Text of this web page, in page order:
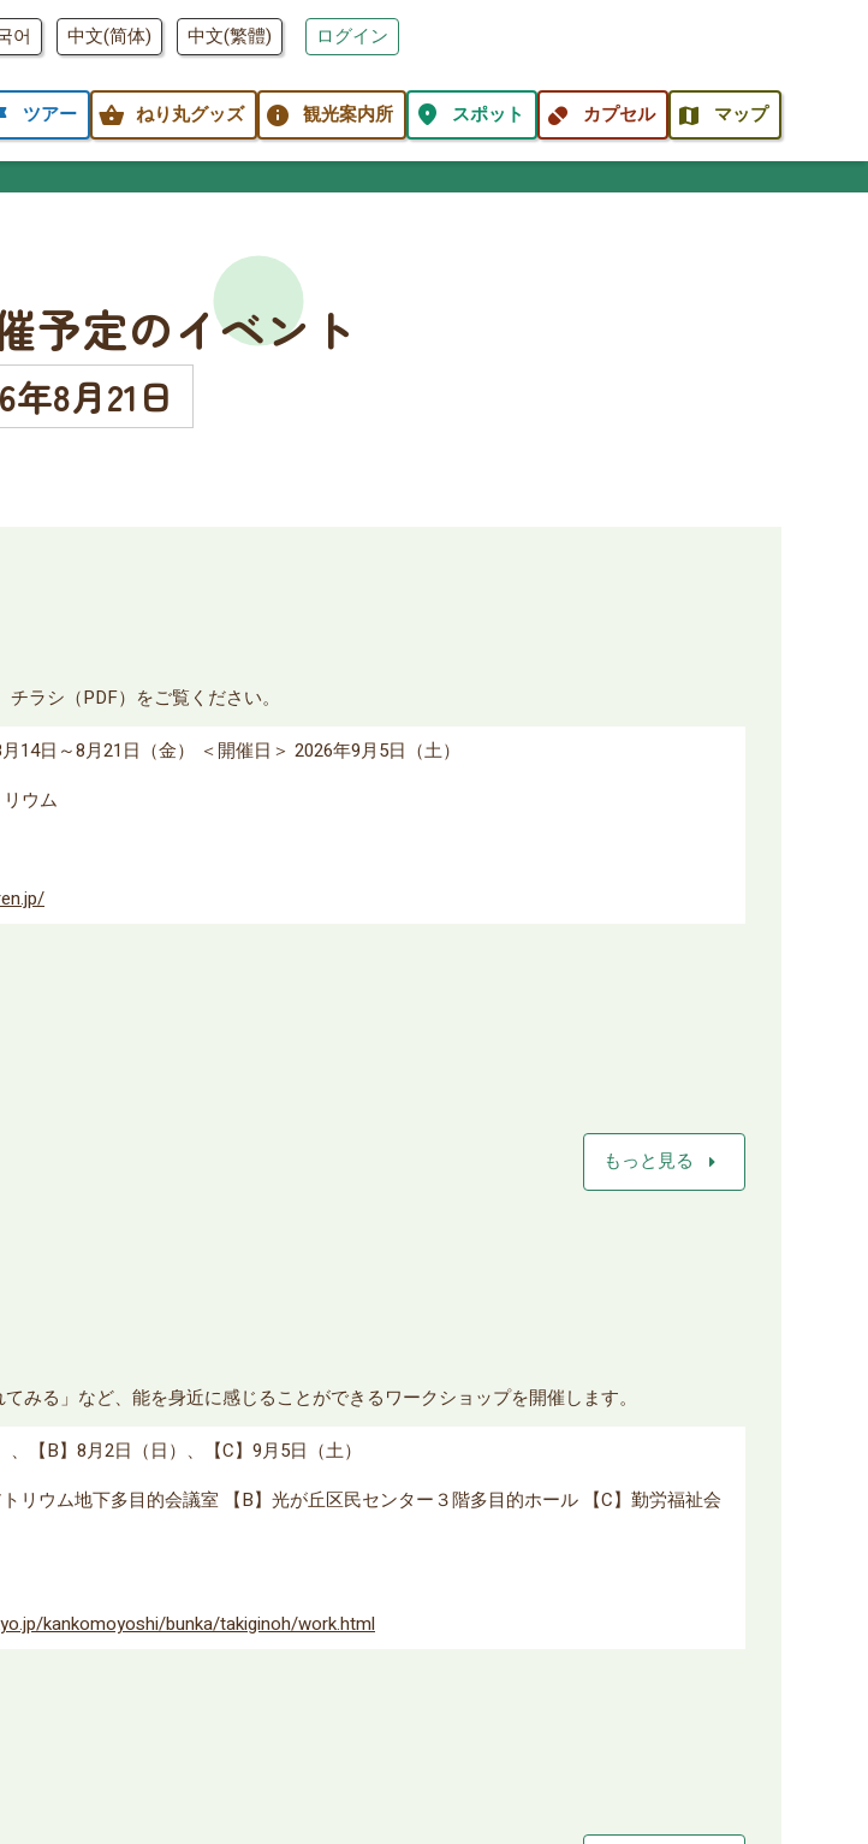
어 中文(简体) 中文(繁體) ログイン
ツアー shopping_basket ねり丸グッズ info 観光案内所 location_on スポット pill カプセル map マップ
予定のイベント
年8月21日
ラシ（PDF）をご覧ください。
14日～8月21日（金） ＜開催日＞ 2026年9月5日（土）
ウム
もっと見る arrow_right
る」など、能を身近に感じることができるワークショップを開催します。
、【B】8月2日（日）、【C】9月5日（土）
トリウム地下多目的会議室 【B】光が丘区民センター３階多目的ホール 【C】勤労福祉会
kankomoyoshi/bunka/takiginoh/work.html